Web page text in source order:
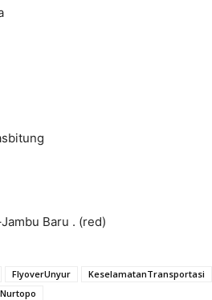
Baru . (red)
FlyoverUnyur KeselamatanTransportasi